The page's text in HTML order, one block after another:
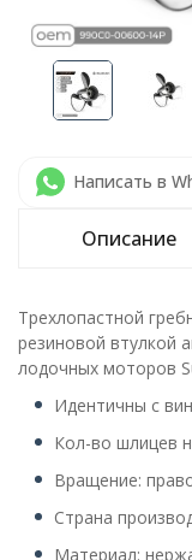
Написать в
Описание
Трехлопастной
резиновой втулкой
лодочных моторов
Идентичны с
Кол-во шлицев
Вращение:
Страна
Материал: